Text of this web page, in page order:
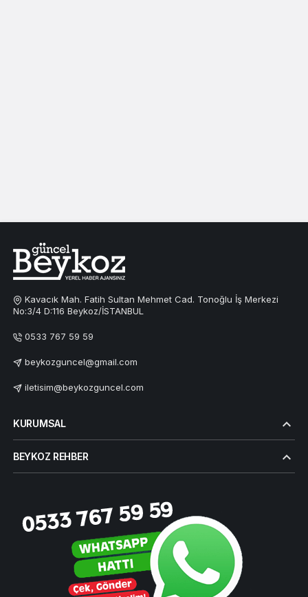
Kavacık Mah. Fatih Sultan Mehmet Cad. Tonoğlu İş Merkezi
No:3/4 D:116 Beykoz/İSTANBUL
0533 767 59 59
beykozguncel@gmail.com
iletisim@beykozguncel.com
KURUMSAL
BEYKOZ REHBER